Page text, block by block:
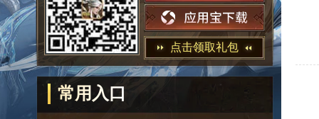
点击领取礼包
常用入口